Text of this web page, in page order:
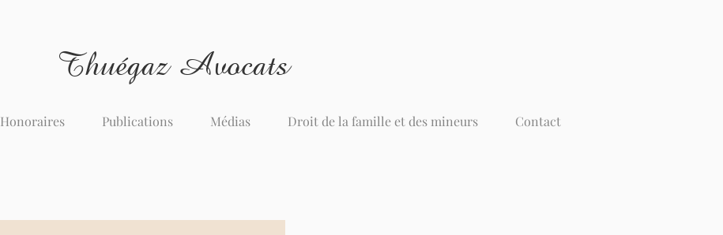
Honoraires Publications Médias Droit de la famille et des mineurs Contact
Thuégaz Avocats